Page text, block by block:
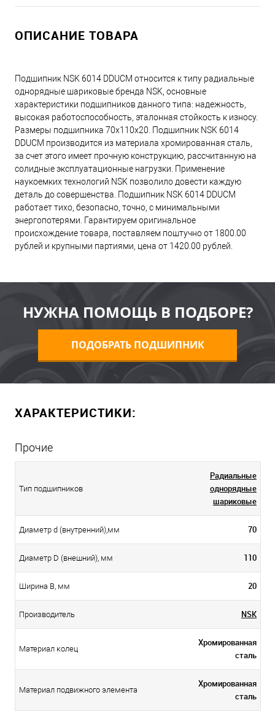
ОПИСАНИЕ ТОВАРА
Подшипник NSK 6014 DDUCM относится к типу радиальные
однорядные шариковые бренда NSK, основные
характеристики подшипников данного типа: надежность,
высокая работоспособность, эталонная стойкость к износу.
Размеры подшипника 70x110x20. Подшипник NSK 6014
DDUCM производится из материала хромированная сталь,
за счет этого имеет прочную конструкцию, рассчитанную на
солидные эксплуатационные нагрузки. Применение
наукоемких технологий NSK позволило довести каждую
деталь до совершенства. Подшипник NSK 6014 DDUCM
работает тихо, безопасно, точно, с минимальными
энергопотерями. Гарантируем оригинальное
происхождение товара, поставляем поштучно от 1800.00
рублей и крупными партиями, цена от 1420.00 рублей.
НУЖНА ПОМОЩЬ В ПОДБОРЕ?
ПОДОБРАТЬ ПОДШИПНИК
ХАРАКТЕРИСТИКИ:
Прочие
Тип подшипников
Радиальные
однорядные
шариковые
Диаметр d (внутренний),мм 70
Диаметр D (внешний), мм 110
Ширина B, мм 20
Производитель NSK
Материал колец
Хромированная
сталь
Материал подвижного элемента
Хромированная
сталь